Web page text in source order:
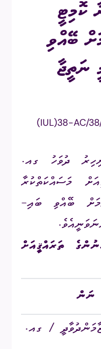
ކޮމިޓީ
ބޭއްވި
ނަތީޖާ
(IUL)38-AC/
08 ވީ ހޮނިހިރު ދުވަހު ގއ.
މަސައްކަތްކުރާ
ބޭއްވި ބައި-
ތަރައްޤީއަށް
ނަން
/ ގއ.